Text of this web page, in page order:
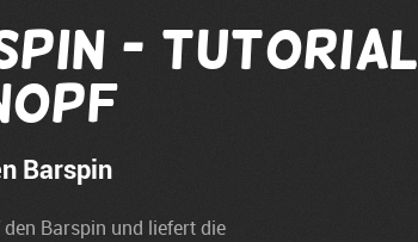
- Tutorial
Barspin
den Barspin und liefert die